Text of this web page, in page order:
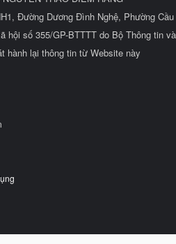
Đường Dương Đình Nghệ, Phường
hội số 355/GP-BTTTT do Bộ Thông tin
hành lại thông tin từ Website này